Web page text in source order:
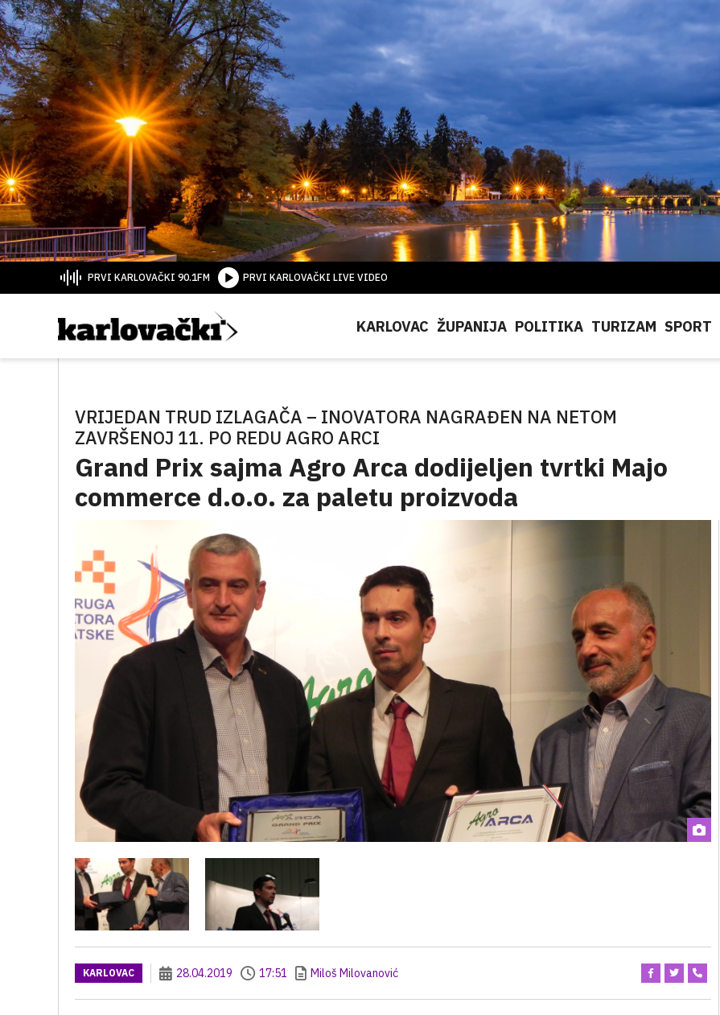
PRVI KARLOVAČKI 90.1FM PRVI KARLOVAČKI LIVE VIDEO
KARLOVAC ŽUPANIJA POLITIKA TURIZAM SPORT
VRIJEDAN TRUD IZLAGAČA – INOVATORA NAGRAĐEN NA NETOM
ZAVRŠENOJ 11. PO REDU AGRO ARCI
Grand Prix sajma Agro Arca dodijeljen tvrtki Majo
commerce d.o.o. za paletu proizvoda
KARLOVAC 28.04.2019 17:51 Miloš Milovanović